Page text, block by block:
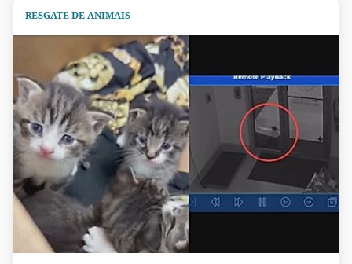
RESGATE DE ANIMAIS